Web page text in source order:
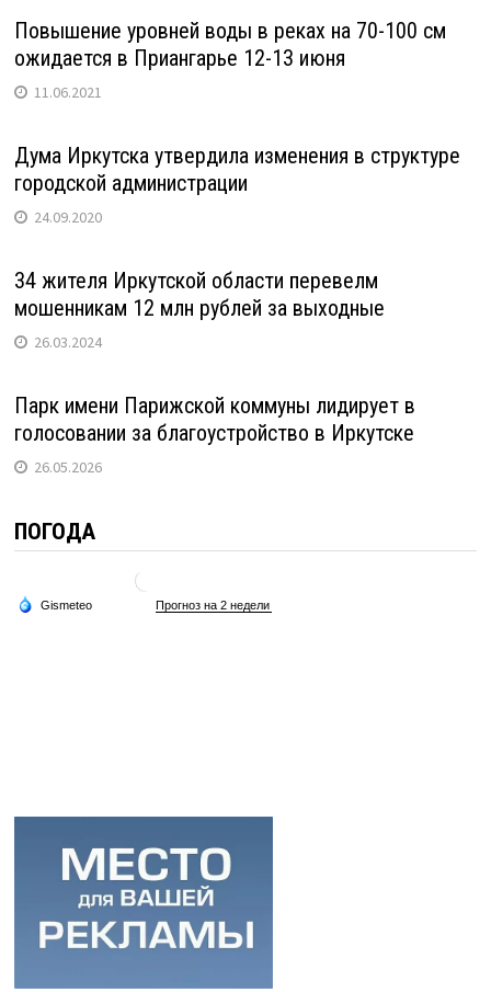
Повышение уровней воды в реках на 70-100 см
ожидается в Приангарье 12-13 июня
11.06.2021
Дума Иркутска утвердила изменения в структуре
городской администрации
24.09.2020
34 жителя Иркутской области перевелм
мошенникам 12 млн рублей за выходные
26.03.2024
Парк имени Парижской коммуны лидирует в
голосовании за благоустройство в Иркутске
26.05.2026
ПОГОДА